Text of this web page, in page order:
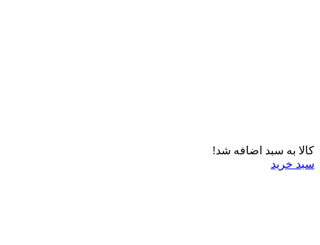
کالا به سبد اضافه شد!
سبد خرید